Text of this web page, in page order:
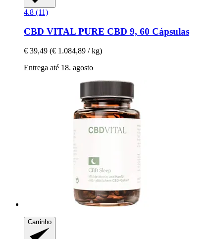
4.8 (11)
CBD VITAL PURE CBD 9, 60 Cápsulas
€ 39,49 (€ 1.084,89 / kg)
Entrega até 18. agosto
Carrinho